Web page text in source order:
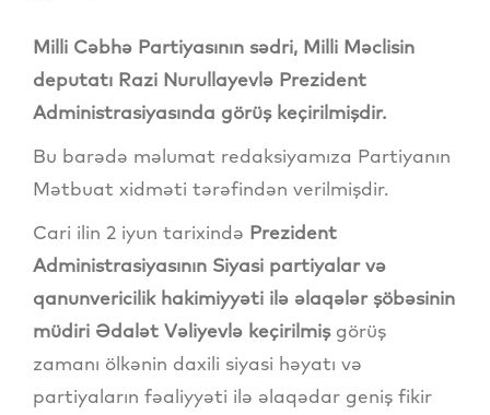
Milli Cəbhə Partiyasının sədri, Milli Məclisin
deputatı Razi Nurullayevlə Prezident
Administrasiyasında görüş keçirilmişdir.
Bu barədə məlumat redaksiyamıza Partiyanın
Mətbuat xidməti tərəfindən verilmişdir.
Cari ilin 2 iyun tarixində Prezident
Administrasiyasının Siyasi partiyalar və
qanunvericilik hakimiyyəti ilə əlaqələr şöbəsinin
müdiri Ədalət Vəliyevlə keçirilmiş görüş
zamanı ölkənin daxili siyasi həyatı və
partiyaların fəaliyyəti ilə əlaqədar geniş fikir